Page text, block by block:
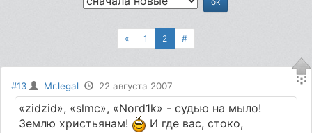
« 1 2 #
#13 Mr.legal 22 августа 2007
«zidzid», «slmc», «Nord1k» - судью на мыло!
Землю христьянам!
И где вас, стоко,